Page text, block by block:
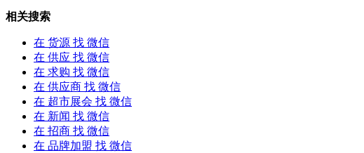
相关搜索
在 货源 找 微信
在 供应 找 微信
在 求购 找 微信
在 供应商 找 微信
在 超市展会 找 微信
在 新闻 找 微信
在 招商 找 微信
在 品牌加盟 找 微信